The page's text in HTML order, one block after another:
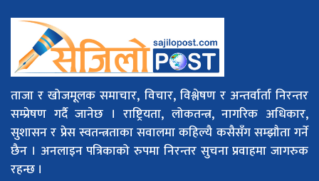
ताजा र खोजमूलक समाचार, विचार, विश्लेषण र अन्तर्वार्ता निरन्तर
सम्प्रेषण गर्दै जानेछ । राष्ट्रियता, लोकतन्त्र, नागरिक अधिकार,
सुशासन र प्रेस स्वतन्त्रताका सवालमा कहिल्यै कसैसँग सम्झौता गर्ने
छैन । अनलाइन पत्रिकाको रुपमा निरन्तर सुचना प्रवाहमा जागरुक
रहन्छ ।